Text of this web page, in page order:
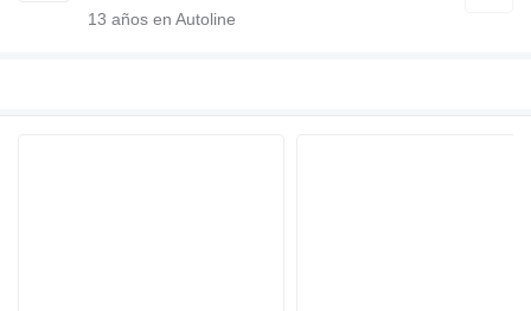
13 años en Autoline